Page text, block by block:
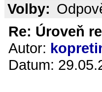
Volby:
Re: Úroveň
Autor:
Datum: